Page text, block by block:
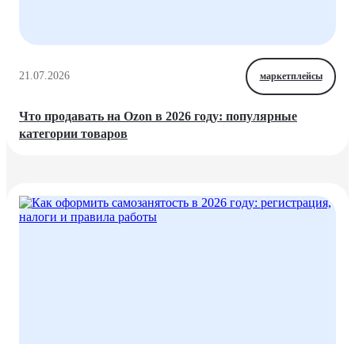
21.07.2026 маркетплейсы
Что продавать на Ozon в 2026 году: популярные
категории товаров